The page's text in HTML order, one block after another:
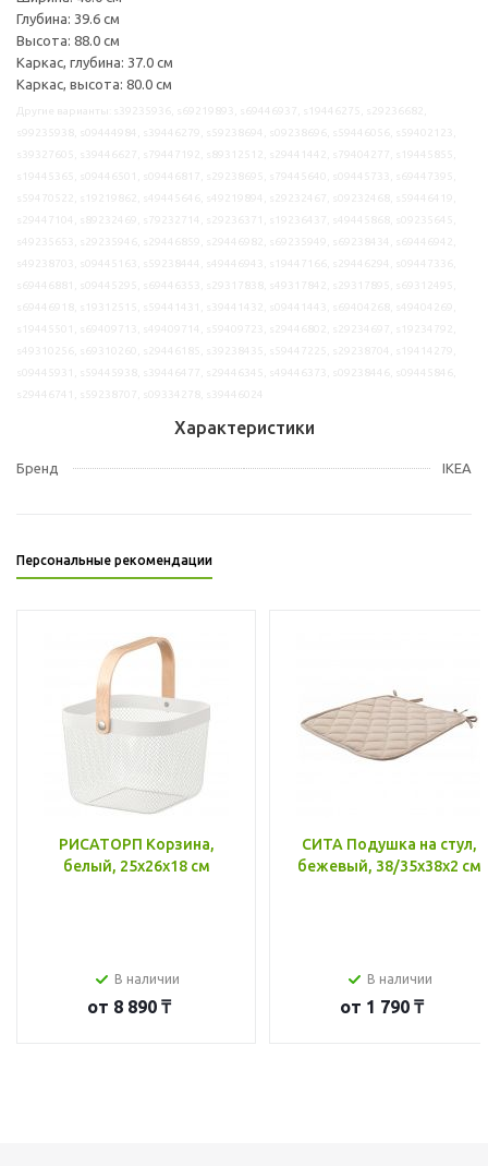
Глубина: 39.6 см
Высота: 88.0 см
Каркас, глубина: 37.0 см
Каркас, высота: 80.0 см
Характеристики
Бренд IKEA
Персональные рекомендации
РИСАТОРП Корзина,
белый, 25x26x18 см
В наличии
от 8 890 ₸
СИТА Подушка на стул,
бежевый, 38/35x38x2 см
В наличии
от 1 790 ₸